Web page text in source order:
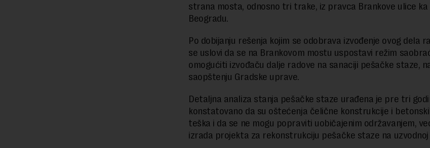
strana mosta, odnosno tri trake, iz pravca Brankove ulice ka
Beogradu.
Po dobijanju rešenja kojim se odobrava izvođenje ovog dela
se uslovi da se na Brankovom mostu uspostavi režim
omogućiti izvođaču dalje radove na sanaciji pešačke staze,
saopštenju Gradske uprave.
Detaljna analiza stanja pešačke staze urađena je pre tri
konstatovano da su oštećenja čelične konstrukcije i
teška i da se ne mogu popraviti uobičajenim održavanjem,
izrada projekta za rekonstrukciju pešačke staze na